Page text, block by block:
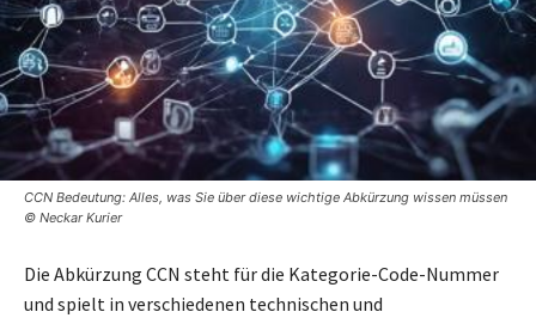
CCN Bedeutung: Alles, was Sie über diese wichtige Abkürzung wissen müssen
© Neckar Kurier
Die Abkürzung CCN steht für die Kategorie-Code-Nummer
und spielt in verschiedenen technischen und